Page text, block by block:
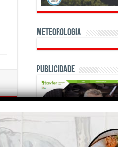
Meteorologia
Publicidade